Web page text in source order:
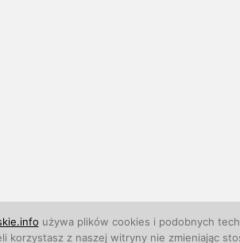
używa plików cookies i podobnych
korzystasz z naszej witryny nie zmieniając